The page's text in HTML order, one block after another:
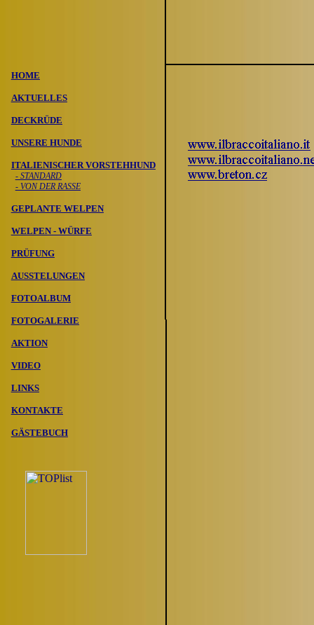
HOME
AKTUELLES
DECKRÜDE
UNSERE HUNDE
ITALIENISCHER VORSTEHHUND
- STANDARD
- VON DER RASSE
GEPLANTE WELPEN
WELPEN - WÜRFE
PRÜFUNG
AUSSTELUNGEN
FOTOALBUM
FOTOGALERIE
AKTION
VIDEO
LINKS
KONTAKTE
GÄSTEBUCH